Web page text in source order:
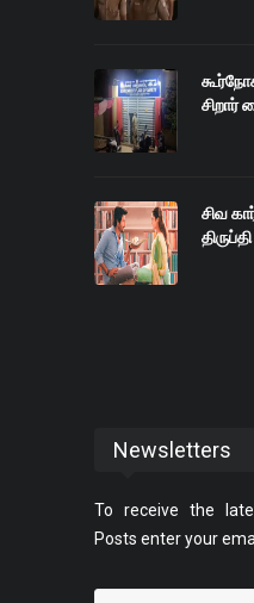
சிறார்
சிவ
Newsletters
To receive the
Posts enter your